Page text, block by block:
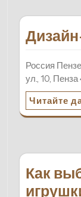
Россия
ул., 10,
Читайте
Как